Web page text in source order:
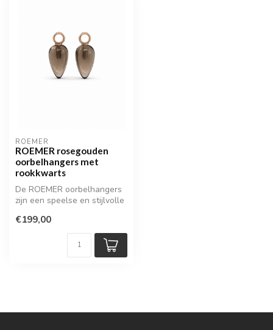
ROEMER
ROEMER rosegouden
oorbelhangers met
rookkwarts
De ROEMER oorbelhangers
zijn een speelse en stijlvolle
€199,00